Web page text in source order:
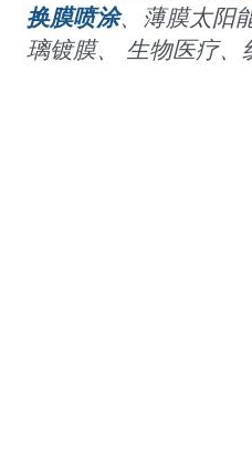
换膜喷涂、薄膜太阳
璃镀膜、 生物医疗、